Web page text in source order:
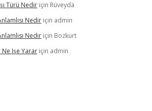
Türü Nedir için Rüveyda
Nedir için admin
Nedir için Bozkurt
Işe Yarar için admin